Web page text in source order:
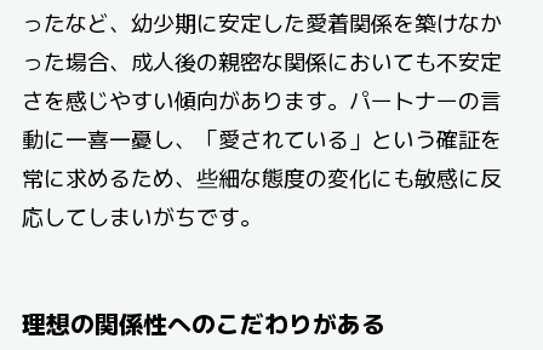
ったなど、幼少期に安定した愛着関係を築けなか
った場合、成人後の親密な関係においても不安定
さを感じやすい傾向があります。パートナーの言
動に一喜一憂し、「愛されている」という確証を
常に求めるため、些細な態度の変化にも敏感に反
応してしまいがちです。
理想の関係性へのこだわりがある